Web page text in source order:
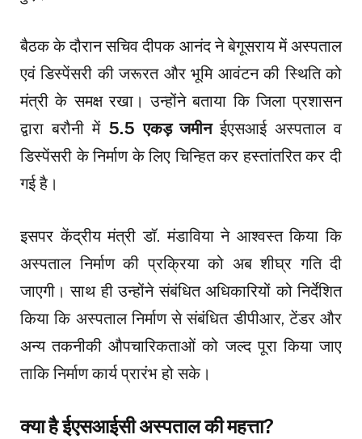
बैठक के दौरान सचिव दीपक आनंद ने बेगूसराय में अस्पताल
एवं डिस्पेंसरी की जरूरत और भूमि आवंटन की स्थिति को
मंत्री के समक्ष रखा। उन्होंने बताया कि जिला प्रशासन
द्वारा बरौनी में 5.5 एकड़ जमीनईएसआई अस्पताल व
डिस्पेंसरी के निर्माण के लिए चिन्हित कर हस्तांतरित कर दी
गई है।
इसपर केंद्रीय मंत्री डॉ. मंडाविया ने आश्वस्त किया कि
अस्पताल निर्माण की प्रक्रिया को अब शीघ्र गति दी
जाएगी। साथ ही उन्होंने संबंधित अधिकारियों को निर्देशित
किया कि अस्पताल निर्माण से संबंधित डीपीआर, टेंडर और
अन्य तकनीकी औपचारिकताओं को जल्द पूरा किया जाए
ताकि निर्माण कार्य प्रारंभ हो सके।
क्या है ईएसआईसी अस्पताल की महत्ता?